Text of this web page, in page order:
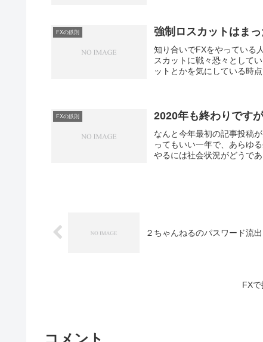
FXの鉄則 強制ロスカットはま
知り合いでFXをやっている
スカットに戦々恐々として
ットとかを気にしている時
FXの鉄則 2020年も終わりです
なんと今年最初の記事投稿
ってもいい一年で、あらゆ
やるには社会状況がどうで
２ちゃんねるのパスワード流
FX